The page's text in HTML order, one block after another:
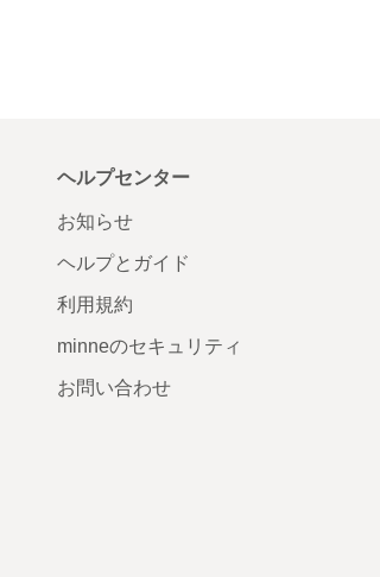
ヘルプセンター
お知らせ
ヘルプとガイド
利用規約
minneのセキュリティ
お問い合わせ